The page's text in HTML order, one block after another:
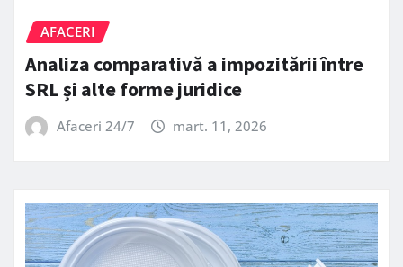
AFACERI
Analiza comparativă a impozitării între
SRL și alte forme juridice
Afaceri 24/7 mart. 11, 2026